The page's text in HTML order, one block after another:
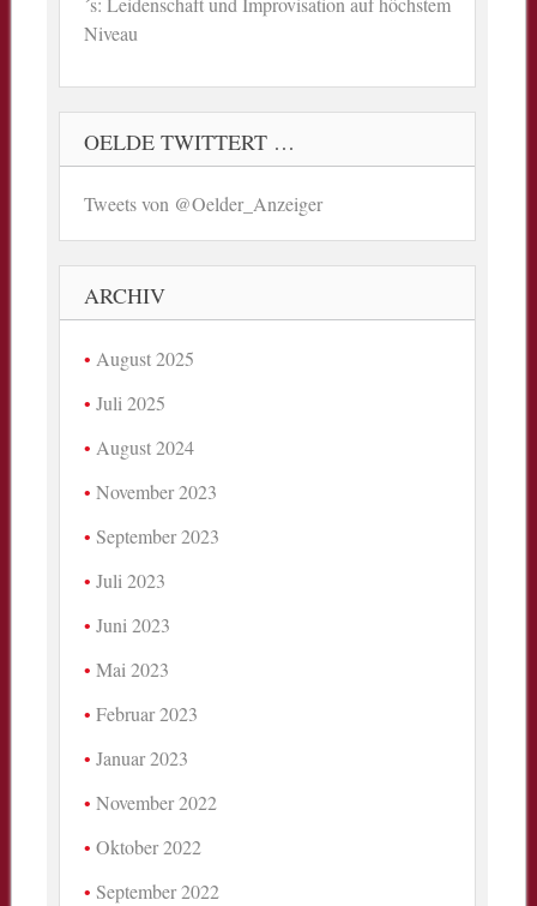
Niveau
OELDE TWITTERT …
Tweets von @Oelder_Anzeiger
ARCHIV
August 2025
Juli 2025
August 2024
November 2023
September 2023
Juli 2023
Juni 2023
Mai 2023
Februar 2023
Januar 2023
November 2022
Oktober 2022
September 2022